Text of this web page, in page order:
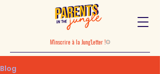
M'inscrire à la Jung'Letter !
Blog